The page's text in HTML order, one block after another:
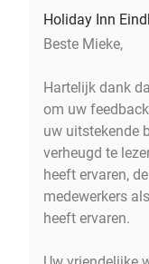
Holiday Inn
Beste Mieke,
Hartelijk dank
om uw
uw uitstekende
verheugd te
heeft ervaren,
medewerkers
heeft ervaren.